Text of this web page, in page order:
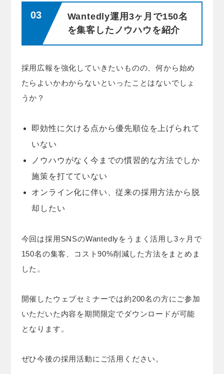
Wantedly運用3ヶ月で150名
を集客したノウハウを紹介
採用広報を強化していきたいものの、何から始め
たらよいかわからないといったことはないでしょ
うか？
即効性に欠ける点から優先順位を上げられて
いない
ノウハウがなく今までの慣習的な方法でしか
施策を打てていない
オンライン化に伴い、従来の採用方法から脱
却したい
今回は採用SNSのWantedlyをうまく活用し3ヶ月で
150名の集客、コスト90%削減した方法をまとめま
した。
開催したウェブセミナーでは約200名の方にご参加
いただいた内容を期間限定でダウンロードが可能
となります。
ぜひ今後の採用活動にご活用ください。